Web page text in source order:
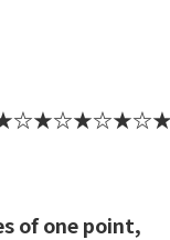
of one point,